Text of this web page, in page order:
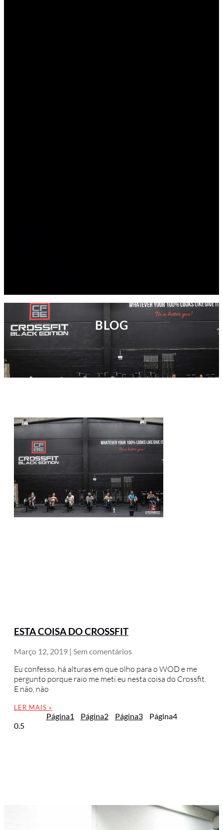
BLOG
ESTA COISA DO CROSSFIT
Março 12, 2019 Sem comentários
Eu confesso, há alturas em que olho para o WOD e me
pergunto porque raio me meti eu nesta coisa do Crossfit.
E não, não
LER MAIS »
Página1 Página2 Página3 Página4